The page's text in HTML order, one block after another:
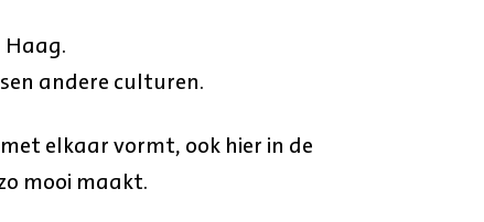
Haag.
andere culturen.
elkaar vormt, ook hier in de
mooi maakt.